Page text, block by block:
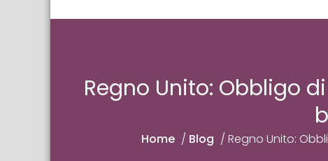
Ascheri Nelson LLP
Regno Unito: Obbligo
Home / Blog / Regno Unito: